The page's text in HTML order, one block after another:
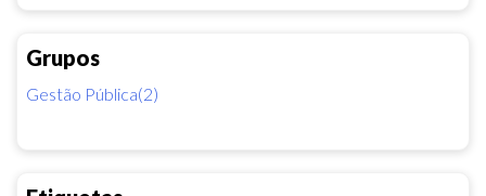
Grupos
Gestão Pública(2)